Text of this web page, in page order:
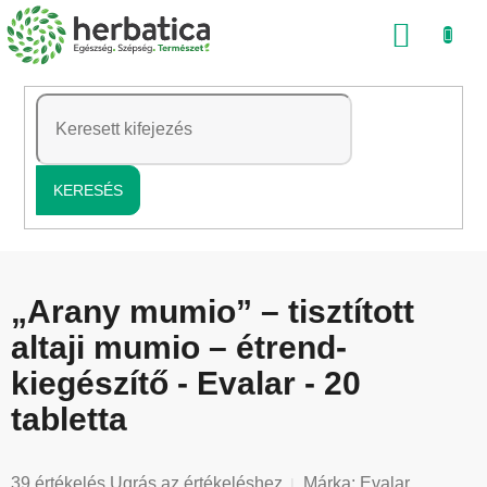
Ugrás
a
tartalomhoz
KERESÉS
„Arany mumio” – tisztított
altaji mumio – étrend-
kiegészítő - Evalar - 20
tabletta
A
39 értékelés Ugrás az értékeléshez Márka: Evalar